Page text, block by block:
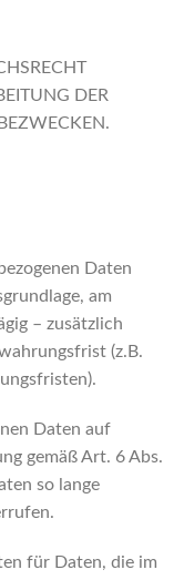
DER
Daten
am
– zusätzlich
(z.B.
Daten auf
gemäß Art. 6 Abs.
so lange
für Daten, die im